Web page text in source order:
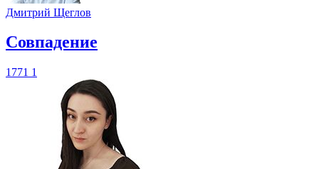
Дмитрий Щеглов
​Совпадение
1771 1